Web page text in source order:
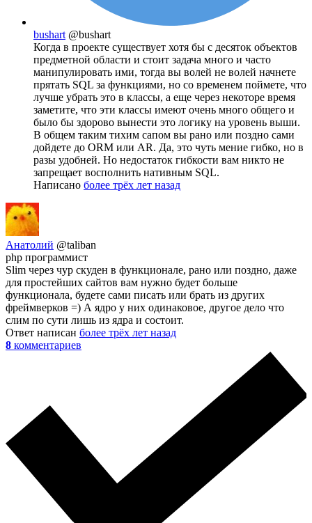
bushart @bushart
Когда в проекте существует хотя бы с десяток объектов
предметной области и стоит задача много и часто
манипулировать ими, тогда вы волей не волей начнете
прятать SQL за функциями, но со временем поймете, что
лучше убрать это в классы, а еще через некоторе время
заметите, что эти классы имеют очень много общего и
было бы здорово вынести это логику на уровень выши.
В общем таким тихим сапом вы рано или поздно сами
дойдете до ORM или AR. Да, это чуть мение гибко, но в
разы удобней. Но недостаток гибкости вам никто не
запрещает восполнить нативным SQL.
Написано более трёх лет назад
Анатолий @taliban
php программист
Slim через чур скуден в функционале, рано или поздно, даже
для простейших сайтов вам нужно будет больше
функционала, будете сами писать или брать из других
фреймверков =) А ядро у них одинаковое, другое дело что
слим по сути лишь из ядра и состоит.
Ответ написан более трёх лет назад
8 комментариев